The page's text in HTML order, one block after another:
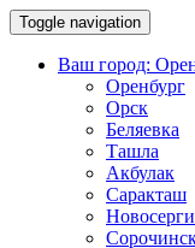
Toggle navigation
Ваш город:
Оренбург
Орск
Беляевка
Ташла
Акбулак
Саракташ